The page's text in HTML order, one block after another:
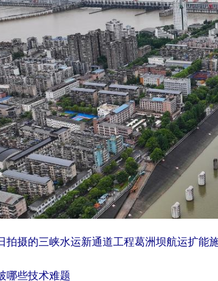
拍摄的三峡水运新通道工程葛洲坝航运扩能
哪些技术难题